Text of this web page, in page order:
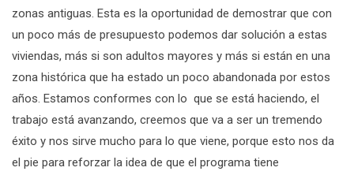
zonas antiguas. Esta es la oportunidad de demostrar que con
un poco más de presupuesto podemos dar solución a estas
viviendas, más si son adultos mayores y más si están en una
zona histórica que ha estado un poco abandonada por estos
años. Estamos conformes con lo que se está haciendo, el
trabajo está avanzando, creemos que va a ser un tremendo
éxito y nos sirve mucho para lo que viene, porque esto nos da
el pie para reforzar la idea de que el programa tiene